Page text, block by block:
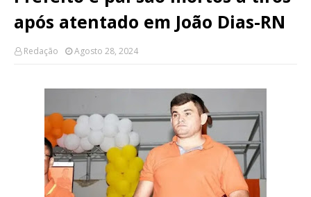
após atentado em João Dias-RN
Redação Agosto 28, 2024